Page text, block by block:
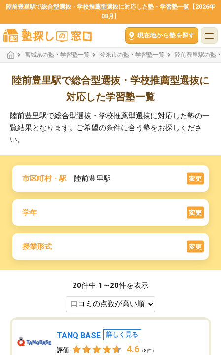
陸前豊里駅で総合型選抜・学校推薦型選抜に対応した塾・学習塾一覧【2026年
08月】
現在地から塾を探す
宮城県の塾・学習塾一覧 登米市の塾・学習塾一覧 陸前豊里駅の塾
陸前豊里駅で総合型選抜・学校推薦型選抜に
対応した学習塾一覧
陸前豊里駅で総合型選抜・学校推薦型選抜に対応した塾の一
覧結果となります。ご希望の条件に合う塾をお探しくださ
い。
市区町村・駅 陸前豊里駅 変更
学年 変更
授業形式 変更
20件中 1～20件を表示
TANQ BASE 詳しく見る
評価 4.6 （8件）